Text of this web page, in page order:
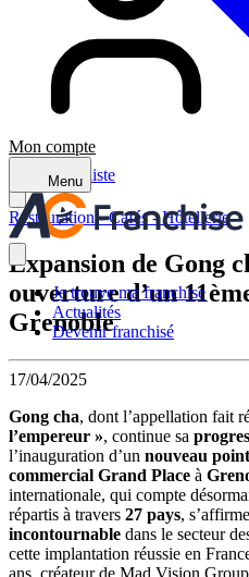
Mon compte
Menu
Je trouve ma franchise
Actualités
Devenir franchisé
Retour à la liste
Restauration - Cafés - Hôtellerie
Expansion de Gong
ouverture d’un
Grenoble
17/04/2025
Gong cha, dont l’appellation fait
l’empereur », continue sa
l’inauguration d’un nouveau
commercial Grand Place à
internationale, qui compte
répartis à travers 27 pays,
incontournable dans le secteur
cette implantation réussie en
ans, créateur de Mad Vision